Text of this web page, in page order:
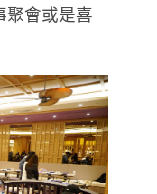
聚會或是喜